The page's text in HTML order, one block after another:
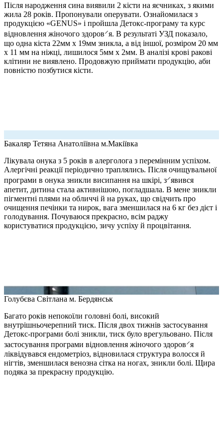
Після народження сина виявили 2 кісти на яєчниках, з якими
жила 28 років. Пропонували оперувати. Ознайомилася з
продукцією «GENUS» і пройшла Детокс-програму та курс
відновлення жіночого здоров⸍я. В результаті УЗД показало,
що одна кіста 22мм х 19мм зникла, а від іншої, розміром 20 мм
х 11 мм на ніжці, лишилося 5мм х 2мм. В аналізі крові ракові
клітини не виявлено. Продовжую приймати продукцію, аби
повністю позбутися кісти.
Бакаляр Тетяна Анатоліївна м.Макіївка
Лікувала онука з 5 років в алерголога з перемінним успіхом.
Алергічні реакції періодично траплялись. Після очищувальної
програми в онука зникли висипання на шкірі, з⸍явився
апетит, дитина стала активнішою, погладшала. В мене зникли
пігментні плями на обличчі й на руках, що свідчить про
очищення печінки та нирок, вага зменшилася на 6 кг без дієт і
голодування. Почуваюся прекрасно, всім раджу
користуватися продукцією, зичу успіху й процвітання.
Голубєва Світлана м. Бердянськ
Багато років непокоїли головні болі, високий
внутрішньочерепний тиск. Після двох тижнів застосування
Детокс-програми болі зникли, тиск було врегульовано. Після
застосування програми відновлення жіночого здоров⸍я
ліквідувався ендометріоз, відновилася структура волосся й
нігтів, зменшилася венозна сітка на ногах, зникли болі. Щира
подяка за прекрасну продукцію.